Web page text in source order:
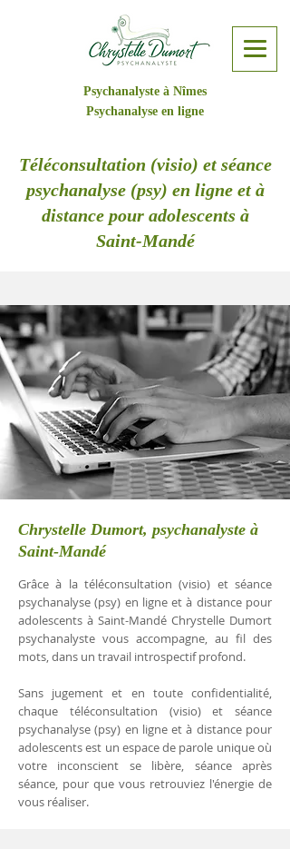
Psychanalyste à Nîmes
Psychanalyse en ligne
Téléconsultation (visio) et séance
psychanalyse (psy) en ligne et à
distance pour adolescents à
Saint-Mandé
Chrystelle Dumort, psychanalyste à
Saint-Mandé
Grâce à la téléconsultation (visio) et séance
psychanalyse (psy) en ligne et à distance pour
adolescents à Saint-Mandé Chrystelle Dumort
psychanalyste vous accompagne, au fil des
mots, dans un travail introspectif profond.
Sans jugement et en toute confidentialité,
chaque téléconsultation (visio) et séance
psychanalyse (psy) en ligne et à distance pour
adolescents est un espace de parole unique où
votre inconscient se libère, séance après
séance, pour que vous retrouviez l'énergie de
vous réaliser.